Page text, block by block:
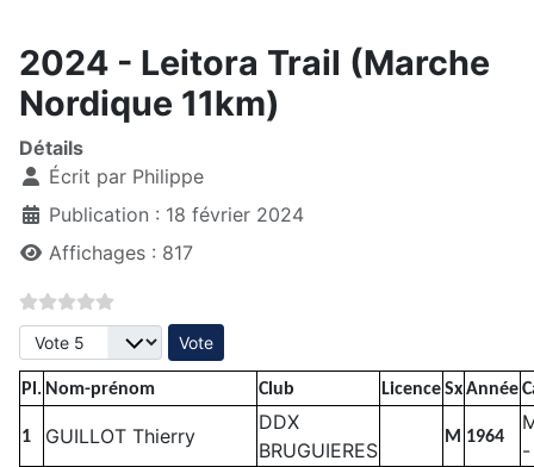
2024 - Leitora Trail (Marche
Nordique 11km)
Détails
Écrit par Philippe
Publication : 18 février 2024
Affichages : 817
Veuillez voter
Pl. Nom-prénom Club LicenceSxAnnée
1 GUILLOT Thierry
DDX
BRUGUIERES
M 1964
-